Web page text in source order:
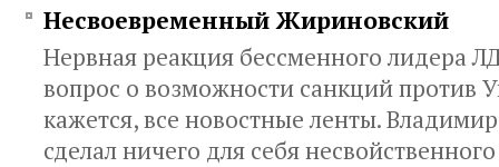
Несвоевременный Жириновский
Нервная реакция бессменного лидера
вопрос о возможности санкций против
кажется, все новостные ленты.
сделал ничего для себя